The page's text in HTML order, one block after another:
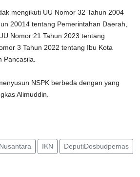
mengikuti UU Nomor 32 Tahun 2004
20014 tentang Pemerintahan Daerah,
Nomor 21 Tahun 2023 tentang
3 Tahun 2022 tentang Ibu Kota
Pancasila.
NSPK berbeda dengan yang
Alimuddin.
IKN DeputiDosbudpemas